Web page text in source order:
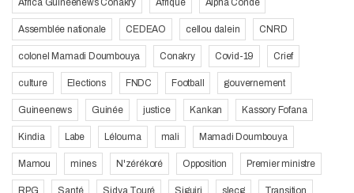
Assemblée nationale CEDEAO cellou dalein CNRD
colonel Mamadi Doumbouya Conakry Covid-19 Crief
culture Elections FNDC Football gouvernement
Guineenews Guinée justice Kankan Kassory Fofana
Kindia Labe Lélouma mali Mamadi Doumbouya
Mamou mines N'zérékoré Opposition Premier ministre
RPG Santé Sidya Touré Siguiri slecg Transition